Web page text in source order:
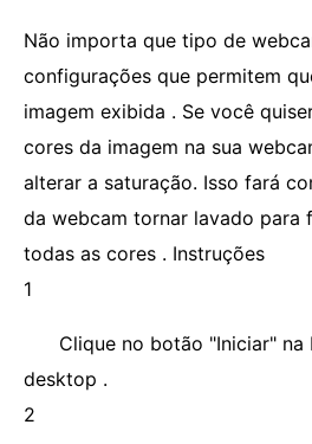
Não importa que tipo de
configurações que permitem
imagem exibida . Se você
cores da imagem na sua
alterar a saturação. Isso fará
da webcam tornar lavado para
todas as cores . Instruções
1
Clique no botão "Iniciar"
desktop .
2